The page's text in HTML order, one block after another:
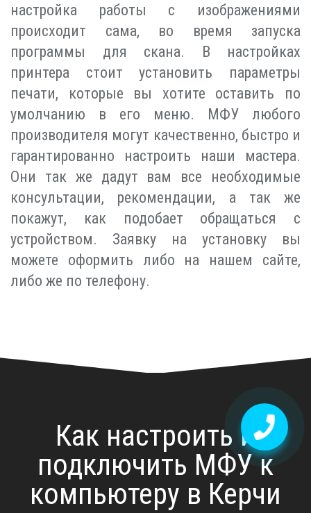
настройка работы с изображениями
происходит сама, во время запуска
программы для скана. В настройках
принтера стоит установить параметры
печати, которые вы хотите оставить по
умолчанию в его меню. МФУ любого
производителя могут качественно, быстро и
гарантированно настроить наши мастера.
Они так же дадут вам все необходимые
консультации, рекомендации, а так же
покажут, как подобает обращаться с
устройством. Заявку на установку вы
можете оформить либо на нашем сайте,
либо же по телефону.
Как настроить и
подключить МФУ к
компьютеру в Керчи